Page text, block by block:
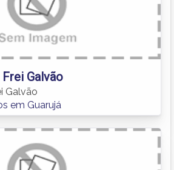
Galvão
Galvão
em Guarujá